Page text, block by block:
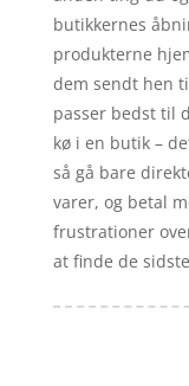
butikkernes
produkterne
dem sendt hen
passer bedst til
kø i en butik –
så gå bare
varer, og betal
frustrationer
at finde de